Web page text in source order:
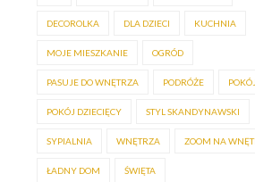
DECOROLKA DLA DZIECI KUCHNIA
MOJE MIESZKANIE OGRÓD
PASUJE DO WNĘTRZA PODRÓŻE
POKÓJ DZIECIĘCY STYL SKANDYNAWSKI
SYPIALNIA WNĘTRZA ZOOM NA
ŁADNY DOM ŚWIĘTA